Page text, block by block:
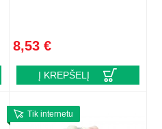
8,53 €
Į KREPŠELĮ
Tik internetu